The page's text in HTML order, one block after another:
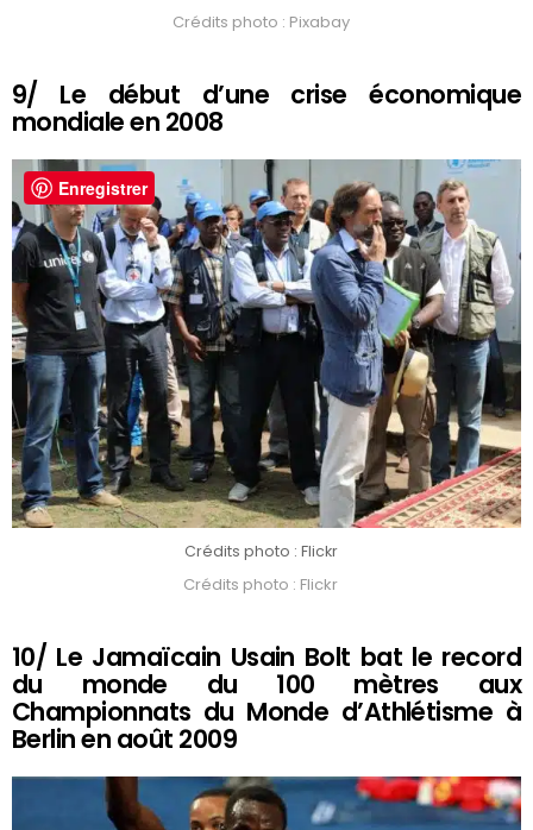
Crédits photo : Pixabay
9/ Le début d’une crise économique
mondiale en 2008
Crédits photo : Flickr
Crédits photo : Flickr
10/ Le Jamaïcain Usain Bolt bat le record
du monde du 100 mètres aux
Championnats du Monde d’Athlétisme à
Berlin en août 2009
Enregistrer